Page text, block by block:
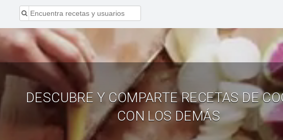
DESCUBRE Y COMPARTE RECETAS DE
CON LOS DEMÁS